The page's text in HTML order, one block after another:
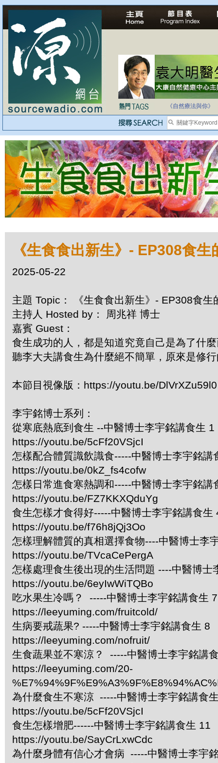
法治社會並不等同
自家教育合法化-
《自然療法與你》
《生食食出新生》- EP308食生
2025-05-22
主題 Topic： 《生食食出新生》- EP308食生
主持人 Hosted by： 周兆祥 博士
嘉賓 Guest：
食生成功的人，都是知道究竟自己是為了什
聽李大夫講食生為什麼絕不簡單，原來是修
本節目視像版：https://youtu.be/DlVrXZu59l0
李宇銘博士系列：
從寒底熱底到食生 --中醫博士李宇銘講食生 1
https://youtu.be/5cFf20VSjcI
怎樣配合體質識飲識食-----中醫博士李宇銘講
https://youtu.be/0kZ_fs4cofw
怎樣日常進食寒熱調和-----中醫博士李宇銘
https://youtu.be/FZ7KKXQduYg
食生怎樣才食得好-----中醫博士李宇銘講食
https://youtu.be/f76h8jQj3Oo
怎樣理解體質的真相選擇食物----中醫博士李
https://youtu.be/TVcaCePergA
怎樣處理食生後出現的生活問題 ----中醫博士
https://youtu.be/6eyIwWiTQBo
吃水果生冷嗎？ -----中醫博士李宇銘講食生 7
https://leeyuming.com/fruitcold/
生病要戒蔬果? -----中醫博士李宇銘講食生 8
https://leeyuming.com/nofruit/
生食蔬果並不寒涼？ -----中醫博士李宇銘講
https://leeyuming.com/20-
為什麼食生不寒涼 -----中醫博士李宇銘講食
https://youtu.be/5cFf20VSjcI
食生怎樣增肥------中醫博士李宇銘講食生 11
https://youtu.be/SayCrLxwCdc
為什麼身體有信心才會病 -----中醫博士李宇